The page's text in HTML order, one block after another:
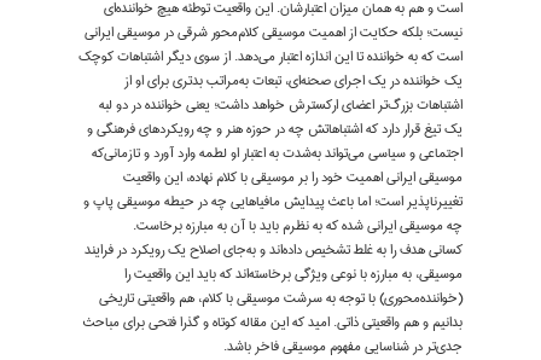
است و هم به همان میزان اعتبارشان. این واقعیت توطئه هیچ خواننده‌ای
نیست؛ بلکه حکایت از اهمیت موسیقی کلام‌محور شرقی در موسیقی ایرانی
است که به خواننده تا این اندازه اعتبار می‌دهد. از سوی دیگر اشتباهات کوچک
یک خواننده در یک اجرای صحنه‌ای، تبعات به‌مراتب بدتری برای او از
اشتباهات بزرگ‌تر اعضای ارکسترش خواهد داشت؛ یعنی خواننده در دو لبه
یک تیغ قرار دارد که اشتباهاتش چه در حوزه هنر و چه رویکردهای فرهنگی و
اجتماعی و سیاسی می‌تواند به‌شدت به اعتبار او لطمه وارد آورد و تا‌زمانی‌که
موسیقی ایرانی اهمیت خود را بر موسیقی با کلام نهاده، این واقعیت
تغییرناپذیر است؛ اما باعث پیدایش مافیاهایی چه در حیطه موسیقی پاپ و
چه موسیقی ایرانی شده که به نظرم باید با آن به مبارزه برخاست.
کسانی هدف را به غلط تشخیص داده‌اند و به‌جای اصلاح یک رویکرد در فرایند
موسیقی، به مبارزه با نوعی ویژگی برخاسته‌اند که باید این واقعیت را
(خواننده‌محوری) با توجه به سرشت موسیقی با کلام، هم واقعیتی تاریخی
بدانیم و هم واقعیتی ذاتی. امید که این مقاله کوتاه و گذرا فتحی برای مباحث
جدی‌تر در شناسایی مفهوم موسیقی فاخر باشد.